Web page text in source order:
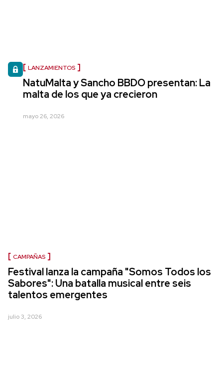
LANZAMIENTOS
NatuMalta y Sancho BBDO presentan: La
malta de los que ya crecieron
mayo 26, 2026
CAMPAÑAS
Festival lanza la campaña "Somos Todos los
Sabores": Una batalla musical entre seis
talentos emergentes
julio 3, 2026